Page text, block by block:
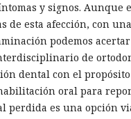
y signos. Aunque
de esta afección, con
podemos
de
dental con el
oral para
perdida es una opción